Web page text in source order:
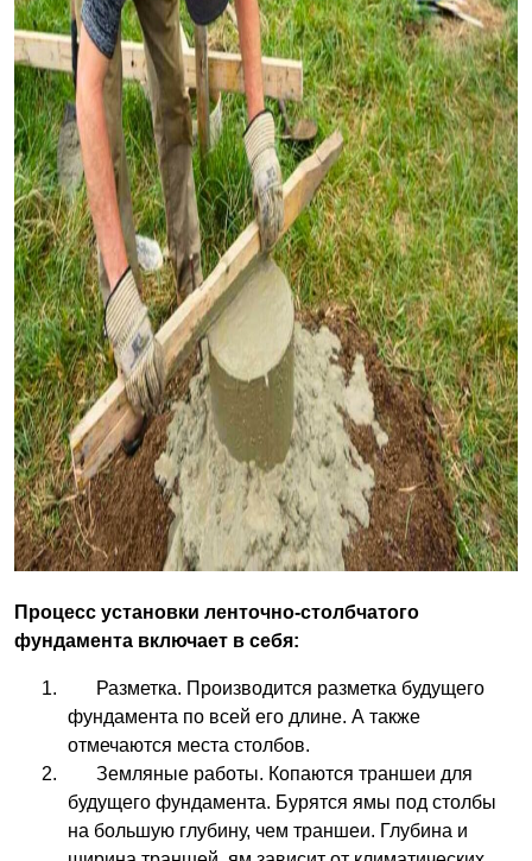
Процесс установки ленточно-столбчатого
фундамента включает в себя:
Разметка. Производится разметка будущего
фундамента по всей его длине. А также
отмечаются места столбов.
Земляные работы. Копаются траншеи для
будущего фундамента. Бурятся ямы под столбы
на большую глубину, чем траншеи. Глубина и